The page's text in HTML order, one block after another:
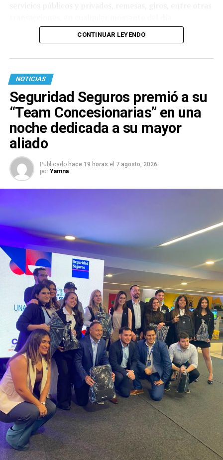
CONTINUAR LEYENDO
NOTICIAS
Seguridad Seguros premió a su
“Team Concesionarias” en una
noche dedicada a su mayor
aliado
Publicado hace 19 horas el 7 agosto, 2026
por Yamna